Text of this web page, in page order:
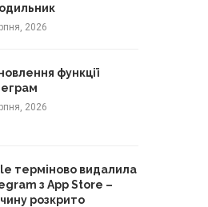
2026
функції
2026
терміново видалила
з App Store –
розкрито